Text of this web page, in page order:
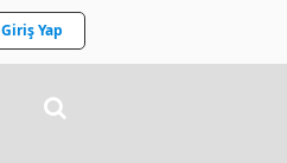
Giriş Yap